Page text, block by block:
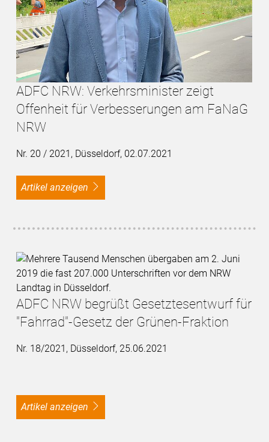
ADFC NRW: Verkehrsminister zeigt
Offenheit für Verbesserungen am FaNaG
NRW
Nr. 20 / 2021, Düsseldorf, 02.07.2021
Artikel anzeigen
ADFC NRW begrüßt Gesetztesentwurf für
"Fahrrad"-Gesetz der Grünen-Fraktion
Nr. 18/2021, Düsseldorf, 25.06.2021
Artikel anzeigen